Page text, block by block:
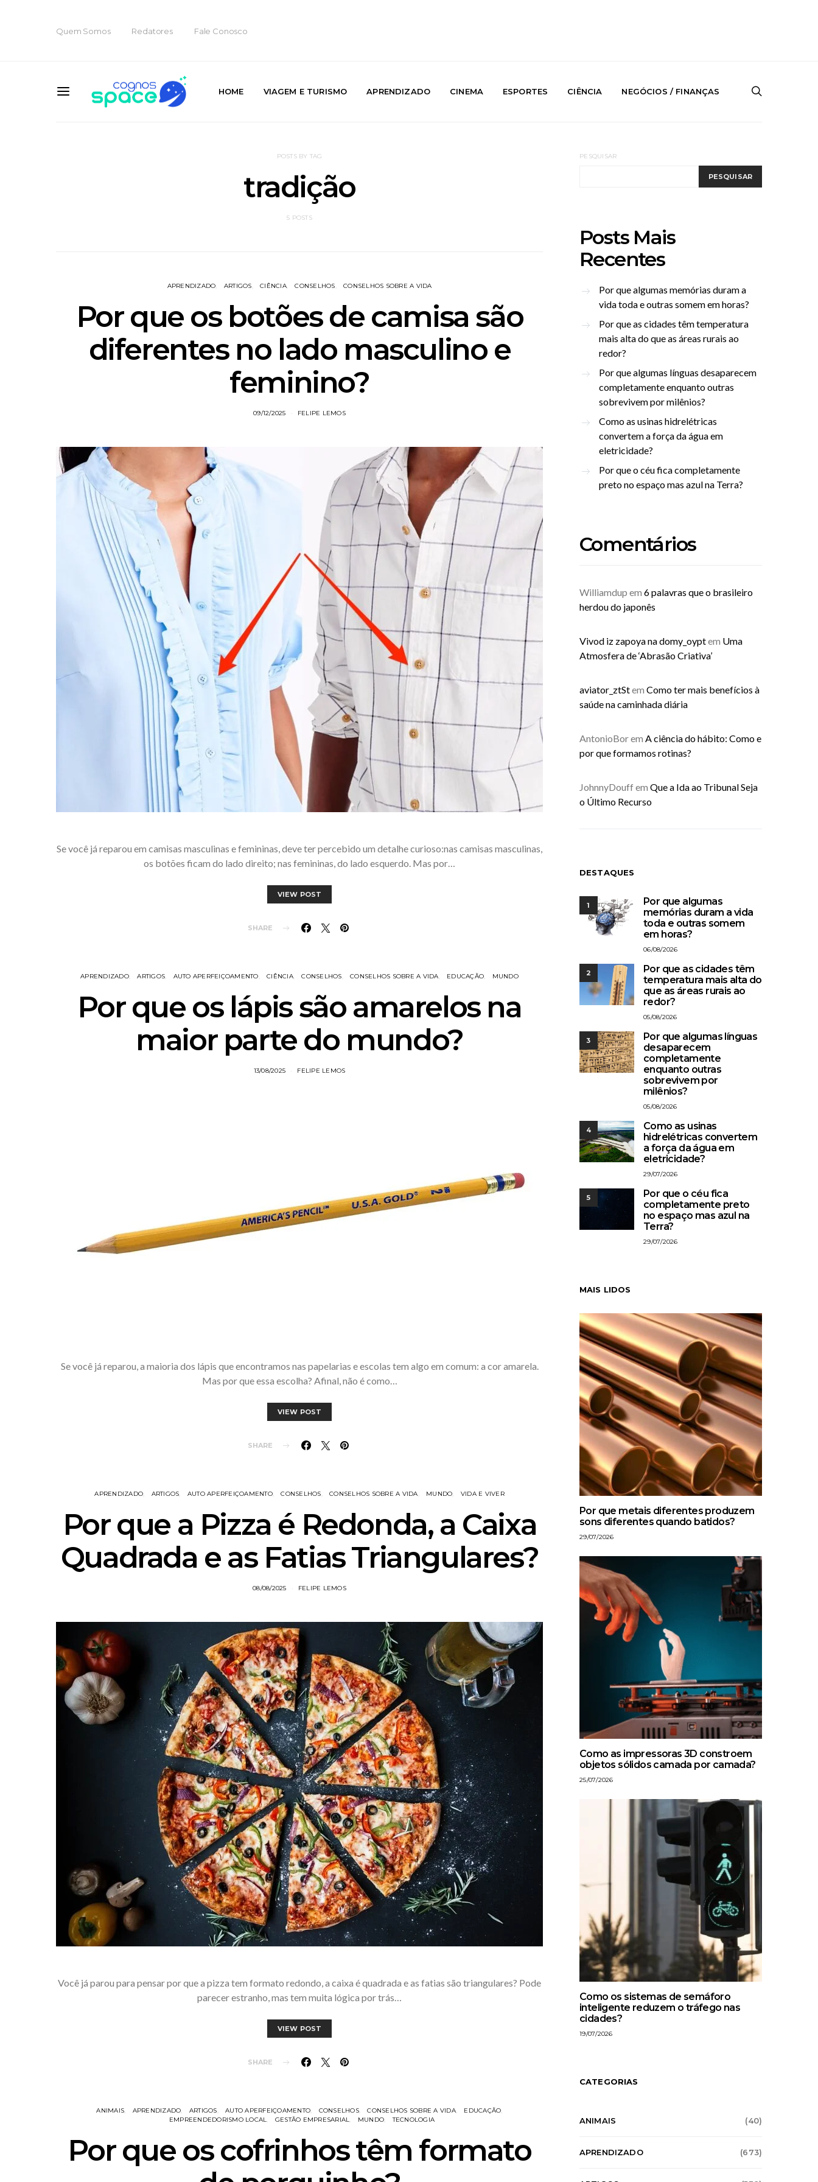
Quem Somos Redatores Fale Conosco
HOME VIAGEM E TURISMO APRENDIZADO CINEMA ESPORTES CIÊNCIA NEGÓCIOS / FINANÇAS
POSTS BY TAG
tradição
5 POSTS
APRENDIZADO ARTIGOS CIÊNCIA CONSELHOS CONSELHOS SOBRE A VIDA
Por que os botões de camisa são
diferentes no lado masculino e
feminino?
09/12/2025 FELIPE LEMOS
Se você já reparou em camisas masculinas e femininas, deve ter percebido um detalhe curioso:nas camisas masculinas,
os botões ficam do lado direito; nas femininas, do lado esquerdo. Mas por…
VIEW POST
SHARE
APRENDIZADO ARTIGOS AUTO APERFEIÇOAMENTO CIÊNCIA CONSELHOS CONSELHOS SOBRE A VIDA EDUCAÇÃO MUNDO
Por que os lápis são amarelos na
maior parte do mundo?
13/08/2025 FELIPE LEMOS
Se você já reparou, a maioria dos lápis que encontramos nas papelarias e escolas tem algo em comum: a cor amarela.
Mas por que essa escolha? Afinal, não é como…
VIEW POST
SHARE
APRENDIZADO ARTIGOS AUTO APERFEIÇOAMENTO CONSELHOS CONSELHOS SOBRE A VIDA MUNDO VIDA E VIVER
Por que a Pizza é Redonda, a Caixa
Quadrada e as Fatias Triangulares?
08/08/2025 FELIPE LEMOS
Você já parou para pensar por que a pizza tem formato redondo, a caixa é quadrada e as fatias são triangulares? Pode
parecer estranho, mas tem muita lógica por trás…
VIEW POST
SHARE
ANIMAIS APRENDIZADO ARTIGOS AUTO APERFEIÇOAMENTO CONSELHOS CONSELHOS SOBRE A VIDA
EDUCAÇÃO
EMPREENDEDORISMO LOCAL
GESTÃO EMPRESARIAL MUNDO TECNOLOGIA
Por que os cofrinhos têm formato
PESQUISAR
PESQUISAR
Posts Mais
Recentes
Por que algumas memórias duram a
vida toda e outras somem em horas?
Por que as cidades têm temperatura
mais alta do que as áreas rurais ao
redor?
Por que algumas línguas desaparecem
completamente enquanto outras
sobrevivem por milênios?
Como as usinas hidrelétricas
convertem a força da água em
eletricidade?
Por que o céu fica completamente
preto no espaço mas azul na Terra?
Comentários
Williamdup em 6 palavras que o brasileiro
herdou do japonês
Vivod iz zapoya na domy_oyptem Uma
Atmosfera de ‘Abrasão Criativa’
aviator_ztStem Como ter mais benefícios à
saúde na caminhada diária
AntonioBorem A ciência do hábito: Como e
por que formamos rotinas?
JohnnyDouffem Que a Ida ao Tribunal Seja
o Último Recurso
DESTAQUES
1
Por que algumas
memórias duram a vida
toda e outras somem
em horas?
06/08/2026
2
Por que as cidades têm
temperatura mais alta do
que as áreas rurais ao
redor?
05/08/2026
3
Por que algumas línguas
desaparecem
completamente
enquanto outras
sobrevivem por
milênios?
05/08/2026
4
Como as usinas
hidrelétricas convertem
a força da água em
eletricidade?
29/07/2026
5
Por que o céu fica
completamente preto
no espaço mas azul na
Terra?
29/07/2026
MAIS LIDOS
Por que metais diferentes produzem
sons diferentes quando batidos?
29/07/2026
Como as impressoras 3D constroem
objetos sólidos camada por camada?
25/07/2026
Como os sistemas de semáforo
inteligente reduzem o tráfego nas
cidades?
19/07/2026
CATEGORIAS
ANIMAIS (40)
APRENDIZADO (673)